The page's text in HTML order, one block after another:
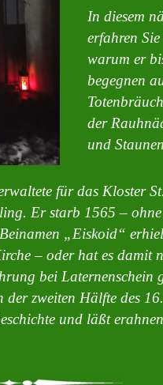
In diesem
erfahren
warum er
begegnen
der
und
für das Kloster
Er starb 1565 –
„Eiskoid“
– oder hat es damit
bei
der zweiten Hälfte des
und läßt